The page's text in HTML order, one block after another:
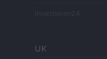
Investieren24
UK